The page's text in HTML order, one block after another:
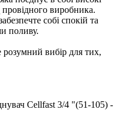
провідного виробника.
собі спокій та
поливу.
вибір для тих,
Cellfast 3/4 "(51-105) -